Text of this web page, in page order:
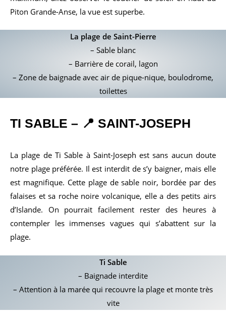
Piton Grande-Anse, la vue est superbe.
La plage de Saint-Pierre
– Sable blanc
– Barrière de corail, lagon
– Zone de baignade avec air de pique-nique, boulodrome,
toilettes
TI SABLE – 📍 SAINT-JOSEPH
La plage de Ti Sable à Saint-Joseph est sans aucun doute
notre plage préférée. Il est interdit de s’y baigner, mais elle
est magnifique. Cette plage de sable noir, bordée par des
falaises et sa roche noire volcanique, elle a des petits airs
d’Islande. On pourrait facilement rester des heures à
contempler les immenses vagues qui s’abattent sur la
plage.
Ti Sable
– Baignade interdite
– Attention à la marée qui recouvre la plage et monte très
vite